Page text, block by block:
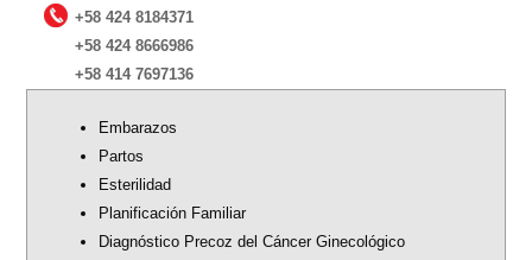
+58 424 8184371
+58 424 8666986
+58 414 7697136
Embarazos
Partos
Esterilidad
Planificación Familiar
Diagnóstico Precoz del Cáncer Ginecológico